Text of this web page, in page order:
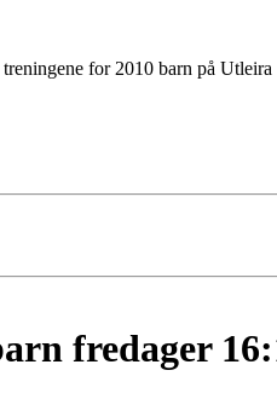
for 2010 barn på
fredager